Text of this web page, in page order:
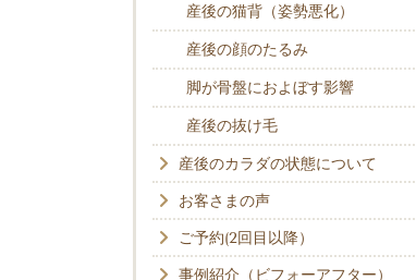
産後の猫背（姿勢悪化）
産後の顔のたるみ
脚が骨盤におよぼす影響
産後の抜け毛
産後のカラダの状態について
お客さまの声
ご予約(2回目以降）
事例紹介（ビフォーアフター）